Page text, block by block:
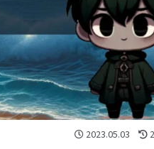
2023.05.03